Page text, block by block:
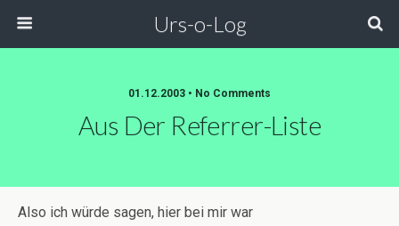
Urs-o-Log
01.12.2003 • No Comments
Aus Der Referrer-Liste
Also ich würde sagen, hier bei mir war